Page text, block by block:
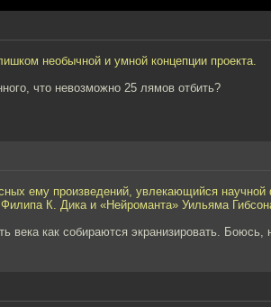
необычной и умной концепции проекта.
что невозможно 25 лямов отбить?
ему произведений, увлекающийся научной
К. Дика и «Нейроманта» Уильяма
века как собираются экранизировать.